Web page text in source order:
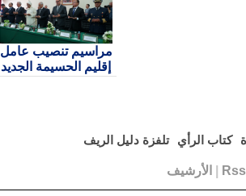
مراسيم تنصيب عامل
إقليم الحسيمة الجديد
كتاب الرأي تلفزة دليل الريف
Rss الأرشيف